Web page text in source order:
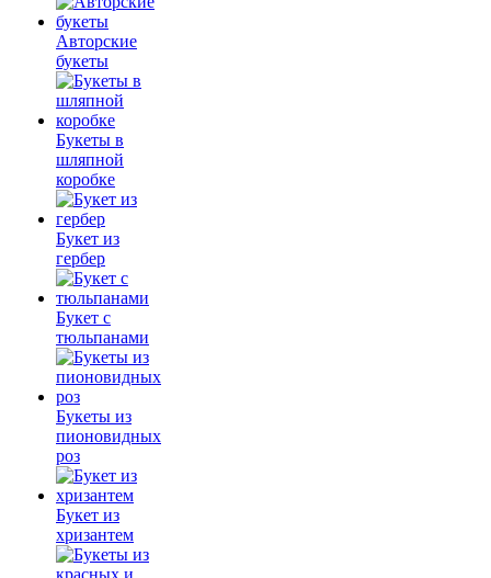
Авторские
букеты
Букеты в
шляпной
коробке
Букет из
гербер
Букет с
тюльпанами
Букеты из
пионовидных
роз
Букет из
хризантем